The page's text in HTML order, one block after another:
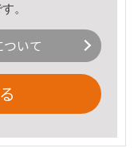
。
いて